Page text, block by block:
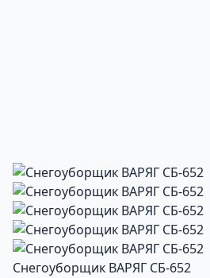
Снегоуборщик ВАРЯГ СБ-652